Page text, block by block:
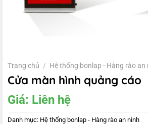
Trang chủ / Hệ thống bonlap - Hàng rào an
Cửa màn hình quảng cáo
Giá: Liên hệ
Danh mục: Hệ thống bonlap - Hàng rào an ninh